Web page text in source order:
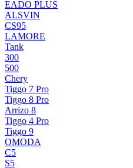
EADO PLUS
ALSVIN
CS95
LAMORE
Tank
300
500
Chery
Tiggo 7 Pro
Tiggo 8 Pro
Arrizo 8
Tiggo 4 Pro
Tiggo 9
OMODA
C5
S5